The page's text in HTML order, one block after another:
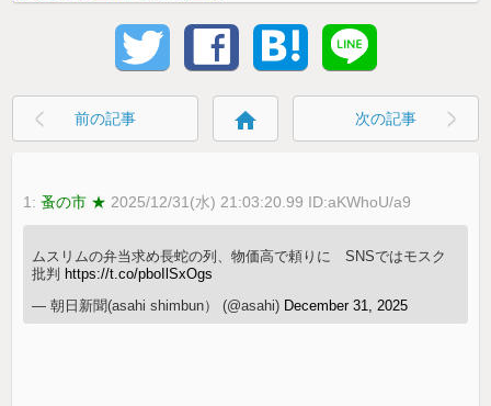
前の記事 home 次の記事
1:蚤の市 ★ 2025/12/31(水) 21:03:20.99 ID:aKWhoU/a9
ムスリムの弁当求め長蛇の列、物価高で頼りに SNSではモスク
批判 https://t.co/pboIlSxOgs
— 朝日新聞(asahi shimbun） (@asahi) December 31, 2025